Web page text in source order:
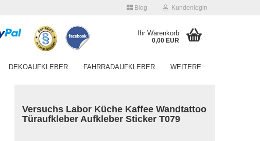
Blog Kundenlogin
Ihr Warenkorb
0,00 EUR
DEKOAUFKLEBER FAHRRADAUFKLEBER WEITERE
Versuchs Labor Küche Kaffee Wandtattoo
Türaufkleber Aufkleber Sticker T079